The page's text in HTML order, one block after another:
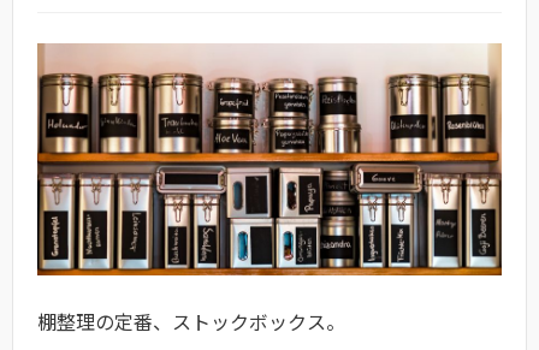
棚整理の定番、ストックボックス。